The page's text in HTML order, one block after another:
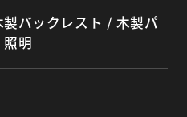
バックレスト / 木製パ
明